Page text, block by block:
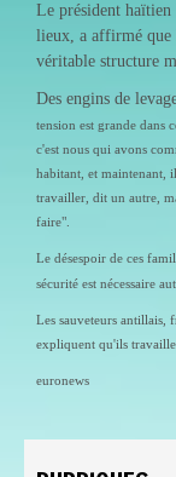
Le président haïtien
lieux, a affirmé que
véritable structure
Des engins de
tension est grande dans
c'est nous qui avons
habitant, et maintenant,
travailler, dit un autre,
faire".
Le désespoir de ces
sécurité est nécessaire
Les sauveteurs antillais,
expliquent qu'ils
euronews